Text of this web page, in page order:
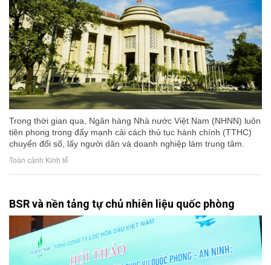
Trong thời gian qua, Ngân hàng Nhà nước Việt Nam (NHNN) luôn
tiên phong trong đẩy mạnh cải cách thủ tục hành chính (TTHC)
chuyển đổi số, lấy người dân và doanh nghiệp làm trung tâm.
Toàn cảnh Kinh tế
BSR và nền tảng tự chủ nhiên liệu quốc phòng